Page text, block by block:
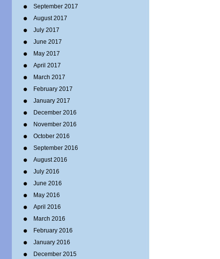
September 2017
August 2017
July 2017
June 2017
May 2017
April 2017
March 2017
February 2017
January 2017
December 2016
November 2016
October 2016
September 2016
August 2016
July 2016
June 2016
May 2016
April 2016
March 2016
February 2016
January 2016
December 2015